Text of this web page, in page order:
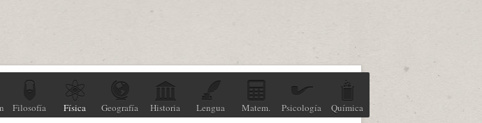
Filosofía Física Geografía Historia Lengua Matem. Psicología Química